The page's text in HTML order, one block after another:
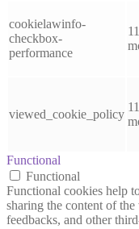
cookielawinfo-
checkbox-
performance
11
viewed_cookie_policy
11
Functional
Functional
Functional cookies help
sharing the content of
feedbacks, and other